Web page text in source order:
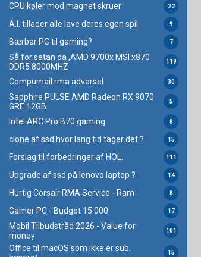
CPU køler mod magnet skruer 22
A.I. tillader alle lave deres egen spil 9
Bærbar PC til gaming? 7
Så for satan da ,AMD 9700x MSI x870
DDR5 8000MHZ
119
Compumail rma advarsel 30
Sapphire PULSE AMD Radeon RX 9070
GRE 12GB
5
Intel ARC Pro B70 gaming 8
clone af ssd hvor lang tid tager det ? 15
Forslag til forbedringer af HOL. 111
Upgrade af ssd på lenovo laptop ? 14
Hurtig Corsair RMA Service - Ram 8
Gamer PC - Budget 15.000 17
Mobil Tilbudstråd 2026 - Value for
money
101
Office til macOS som ikke er sub.
15